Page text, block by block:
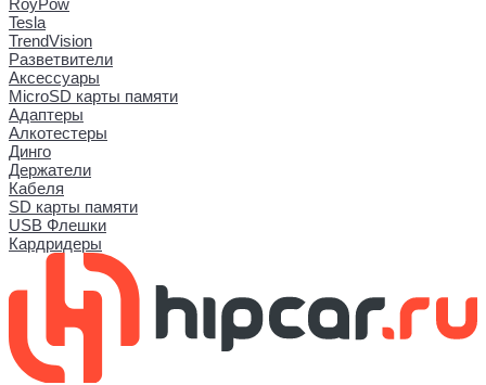
Tesla
TrendVision
Разветвители
Аксессуары
MicroSD карты памяти
Адаптеры
Алкотестеры
Динго
Держатели
Кабеля
SD карты памяти
USB Флешки
Кардридеры